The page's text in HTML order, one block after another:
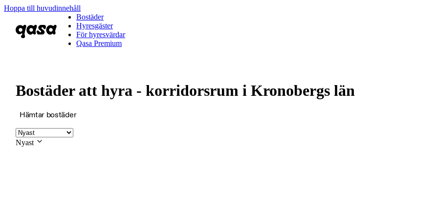
Hoppa till huvudinnehåll
Bostäder
Hyresgäster
För hyresvärdar
Qasa Premium
Bostäder att hyra - korridorsrum i Kronobergs län
Hämtar bostäder
Nyast